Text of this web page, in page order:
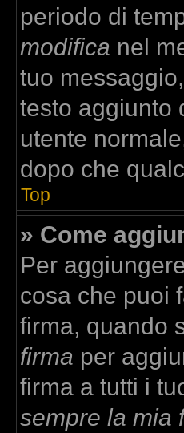
periodo di
modifica nel
tuo
testo aggiunto
utente
dopo che
Top
» Come
Per
cosa che puoi
firma, quando
firma per
firma a tutti i
sempre la mia